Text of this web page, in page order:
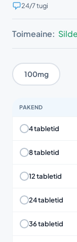
24/7 tugi
Toimeaine:
100mg
PAKEND
4 tabletid
8 tabletid
12 tabletid
24 tabletid
36 tabletid